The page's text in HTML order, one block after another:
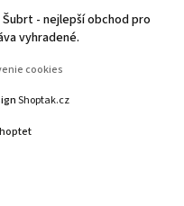
- nejlepší obchod pro
vyhradené.
cookies
Shoptak.cz